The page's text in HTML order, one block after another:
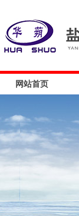
网站首页